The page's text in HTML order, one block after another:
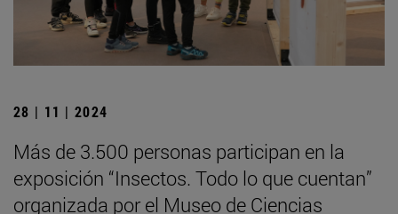
28 | 11 | 2024
Más de 3.500 personas participan en la
exposición “Insectos. Todo lo que cuentan”
organizada por el Museo de Ciencias